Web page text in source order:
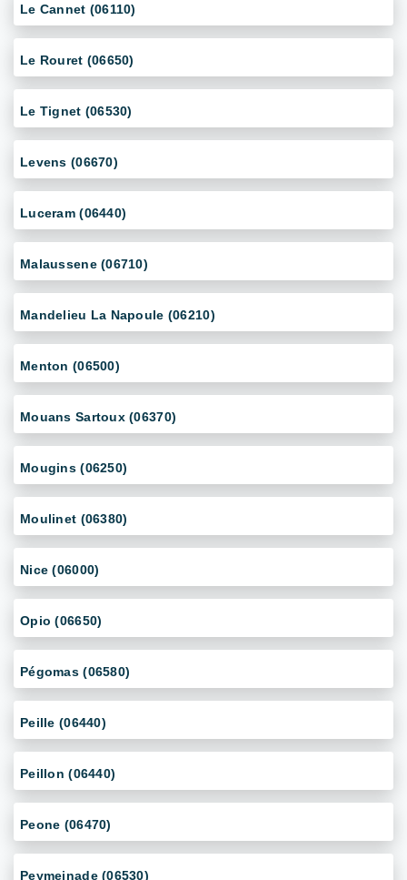
Le Cannet (06110)
Le Rouret (06650)
Le Tignet (06530)
Levens (06670)
Luceram (06440)
Malaussene (06710)
Mandelieu La Napoule (06210)
Menton (06500)
Mouans Sartoux (06370)
Mougins (06250)
Moulinet (06380)
Nice (06000)
Opio (06650)
Pégomas (06580)
Peille (06440)
Peillon (06440)
Peone (06470)
Peymeinade (06530)